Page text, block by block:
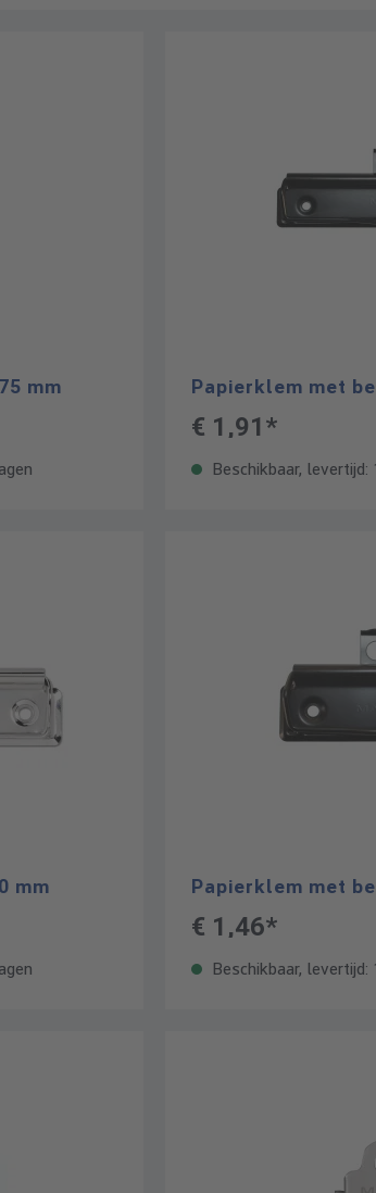
mm Papierklem met
€ 1,91*
Beschikbaar,
mm Papierklem met
€ 1,46*
Beschikbaar,